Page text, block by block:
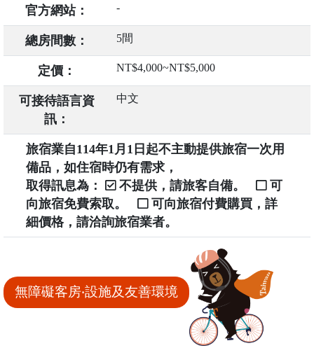
官方網站： -
總房間數： 5間
定價： NT$4,000~NT$5,000
可接待語言資
訊：
中文
旅宿業自114年1月1日起不主動提供旅宿一次用
備品，如住宿時仍有需求，
取得訊息為：
不提供，請旅客自備。
可
向旅宿免費索取。
可向旅宿付費購買，詳
細價格，請洽詢旅宿業者。
無障礙客房‧設施及友善環境